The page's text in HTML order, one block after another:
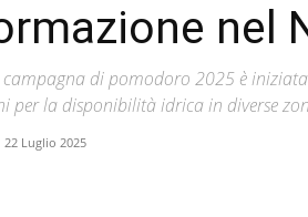
nel
di pomodoro 2025 è
per la disponibilità idrica in diverse
22 Luglio 2025